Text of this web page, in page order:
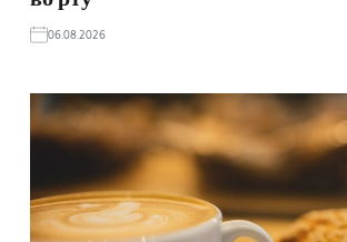
06.08.2026